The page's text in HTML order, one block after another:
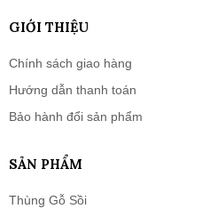
GIỚI THIỆU
Chính sách giao hàng
Hướng dẫn thanh toán
Bảo hành đổi sản phẩm
SẢN PHẨM
Thùng Gỗ Sồi